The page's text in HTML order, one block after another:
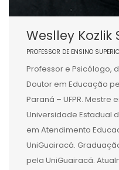
Weslley Kozlik
PROFESSOR DE ENSINO
Professor e Psicólogo,
Doutor em Educação
Paraná – UFPR. Mestre
Universidade Estadual
em Atendimento
UniGuairacá.
pela UniGuairacá.